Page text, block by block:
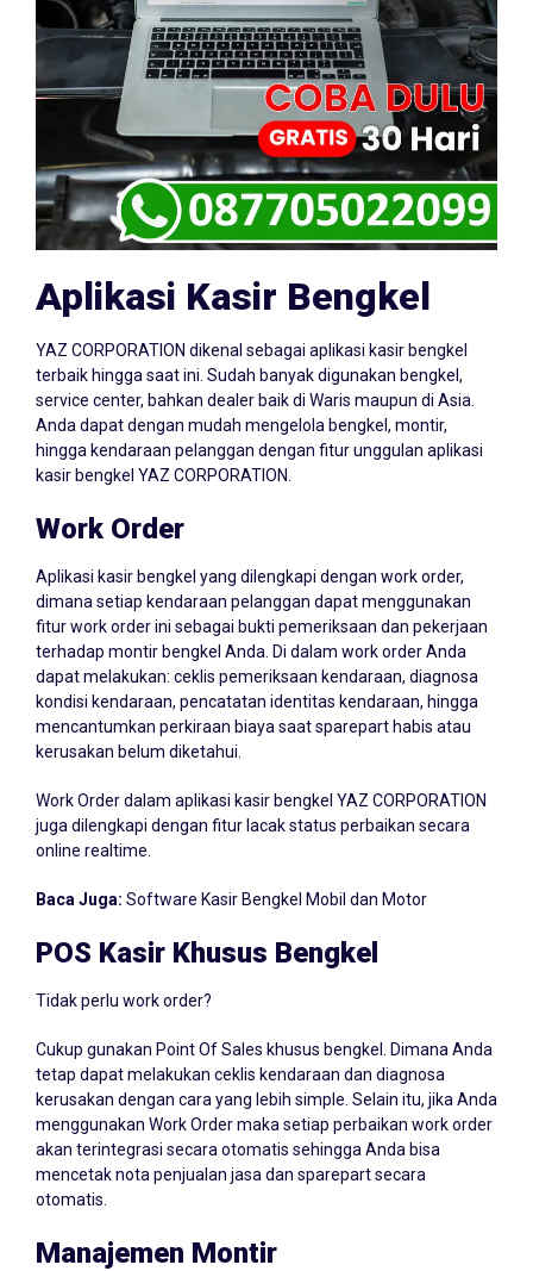
Aplikasi Kasir Bengkel
YAZ CORPORATION dikenal sebagai aplikasi kasir bengkel
terbaik hingga saat ini. Sudah banyak digunakan bengkel,
service center, bahkan dealer baik di Waris maupun di Asia.
Anda dapat dengan mudah mengelola bengkel, montir,
hingga kendaraan pelanggan dengan fitur unggulan aplikasi
kasir bengkel YAZ CORPORATION.
Work Order
Aplikasi kasir bengkel yang dilengkapi dengan work order,
dimana setiap kendaraan pelanggan dapat menggunakan
fitur work order ini sebagai bukti pemeriksaan dan pekerjaan
terhadap montir bengkel Anda. Di dalam work order Anda
dapat melakukan: ceklis pemeriksaan kendaraan, diagnosa
kondisi kendaraan, pencatatan identitas kendaraan, hingga
mencantumkan perkiraan biaya saat sparepart habis atau
kerusakan belum diketahui.
Work Order dalam aplikasi kasir bengkel YAZ CORPORATION
juga dilengkapi dengan fitur lacak status perbaikan secara
online realtime.
Baca Juga: Software Kasir Bengkel Mobil dan Motor
POS Kasir Khusus Bengkel
Tidak perlu work order?
Cukup gunakan Point Of Sales khusus bengkel. Dimana Anda
tetap dapat melakukan ceklis kendaraan dan diagnosa
kerusakan dengan cara yang lebih simple. Selain itu, jika Anda
menggunakan Work Order maka setiap perbaikan work order
akan terintegrasi secara otomatis sehingga Anda bisa
mencetak nota penjualan jasa dan sparepart secara
otomatis.
Manajemen Montir